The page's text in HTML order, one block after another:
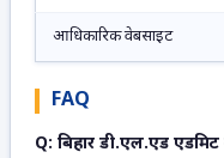
आधिकारिक वेबसाइट
FAQ
Q: बिहार डी.एल.एड एडमिट